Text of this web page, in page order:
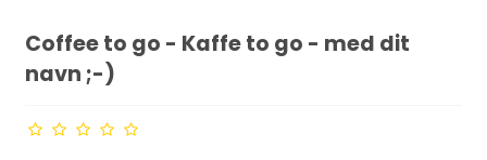
Coffee to go - Kaffe to go - med dit
navn ;-)